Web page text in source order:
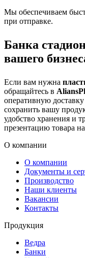
Мы обеспечиваем
при отправке.
Банка
вашего
Если вам нужна
обращайтесь в
оперативную
сохранить вашу
удобство хранения и
презентацию товара
О компании
О компании
Документы и
Производство
Наши клиенты
Вакансии
Контакты
Продукция
Ведра
Банки